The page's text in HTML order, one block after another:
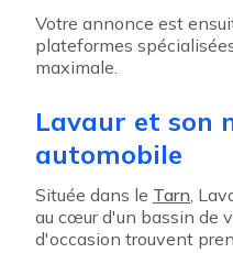
Votre annonce est
plateformes
maximale.
Lavaur et son
automobile
Située dans le Tarn,
au cœur d'un bassin de
d'occasion trouvent